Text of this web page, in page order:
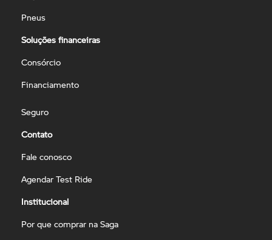
Pneus
Soluções financeiras
Consórcio
Financiamento
Seguro
Contato
Fale conosco
Agendar Test Ride
Institucional
Por que comprar na Saga